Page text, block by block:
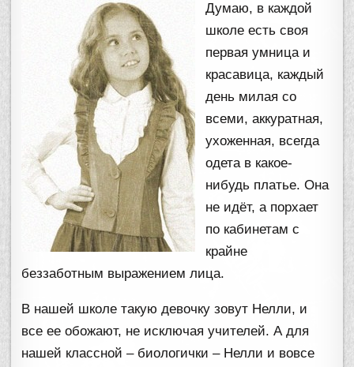
Думаю, в каждой
школе есть своя
первая умница и
красавица, каждый
день милая со
всеми, аккуратная,
ухоженная, всегда
одета в какое-
нибудь платье. Она
не идёт, а порхает
по кабинетам с
крайне
беззаботным выражением лица.
В нашей школе такую девочку зовут Нелли, и
все ее обожают, не исключая учителей. А для
нашей классной – биологички – Нелли и вовсе